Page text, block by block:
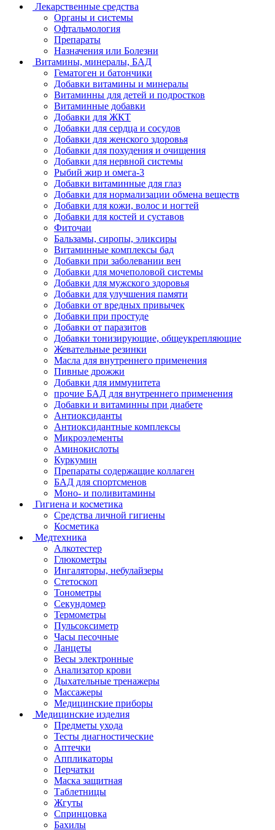
Лекарственные средства
Органы и системы
Офтальмология
Препараты
Назначения или Болезни
Витамины, минералы, БАД
Гематоген и батончики
Добавки витамины и минералы
Витаминны для детей и подростков
Витаминные добавки
Добавки для ЖКТ
Добавки для сердца и сосудов
Добавки для женского здоровья
Добавки для похудения и очищения
Добавки для нервной системы
Рыбий жир и омега-3
Добавки витаминные для глаз
Добавки для нормализации обмена веществ
Добавки для кожи, волос и ногтей
Добавки для костей и суставов
Фиточаи
Бальзамы, сиропы, эликсиры
Витаминные комплексы бад
Добавки при заболевании вен
Добавки для мочеполовой системы
Добавки для мужского здоровья
Добавки для улучшения памяти
Добавки от вредных привычек
Добавки при простуде
Добавки от паразитов
Добавки тонизирующие, общеукрепляющие
Жевательные резинки
Масла для внутреннего применения
Пивные дрожжи
Добавки для иммунитета
прочие БАД для внутреннего применения
Добавки и витаминны при диабете
Антиоксиданты
Антиоксидантные комплексы
Микроэлементы
Аминокислоты
Куркумин
Препараты содержащие коллаген
БАД для спортсменов
Моно- и поливитамины
Гигиена и косметика
Средства личной гигиены
Косметика
Медтехника
Алкотестер
Глюкометры
Ингаляторы, небулайзеры
Стетоскоп
Тонометры
Секундомер
Термометры
Пульсоксиметр
Часы песочные
Ланцеты
Весы электронные
Анализатор крови
Дыхательные тренажеры
Массажеры
Медицинские приборы
Медицинские изделия
Предметы ухода
Тесты диагностические
Аптечки
Аппликаторы
Перчатки
Маска защитная
Таблетницы
Жгуты
Спринцовка
Бахилы